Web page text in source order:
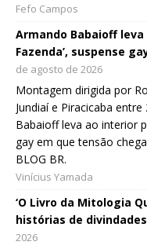
Fefo Campos
Armando Babaioff
Fazenda’, suspense
de agosto de 2026
Montagem dirigida por
Jundiaí e Piracicaba
Babaioff leva ao interior
gay em que tensão
BLOG BR.
Vinícius Yamada
‘O Livro da Mitologia
histórias de
2026